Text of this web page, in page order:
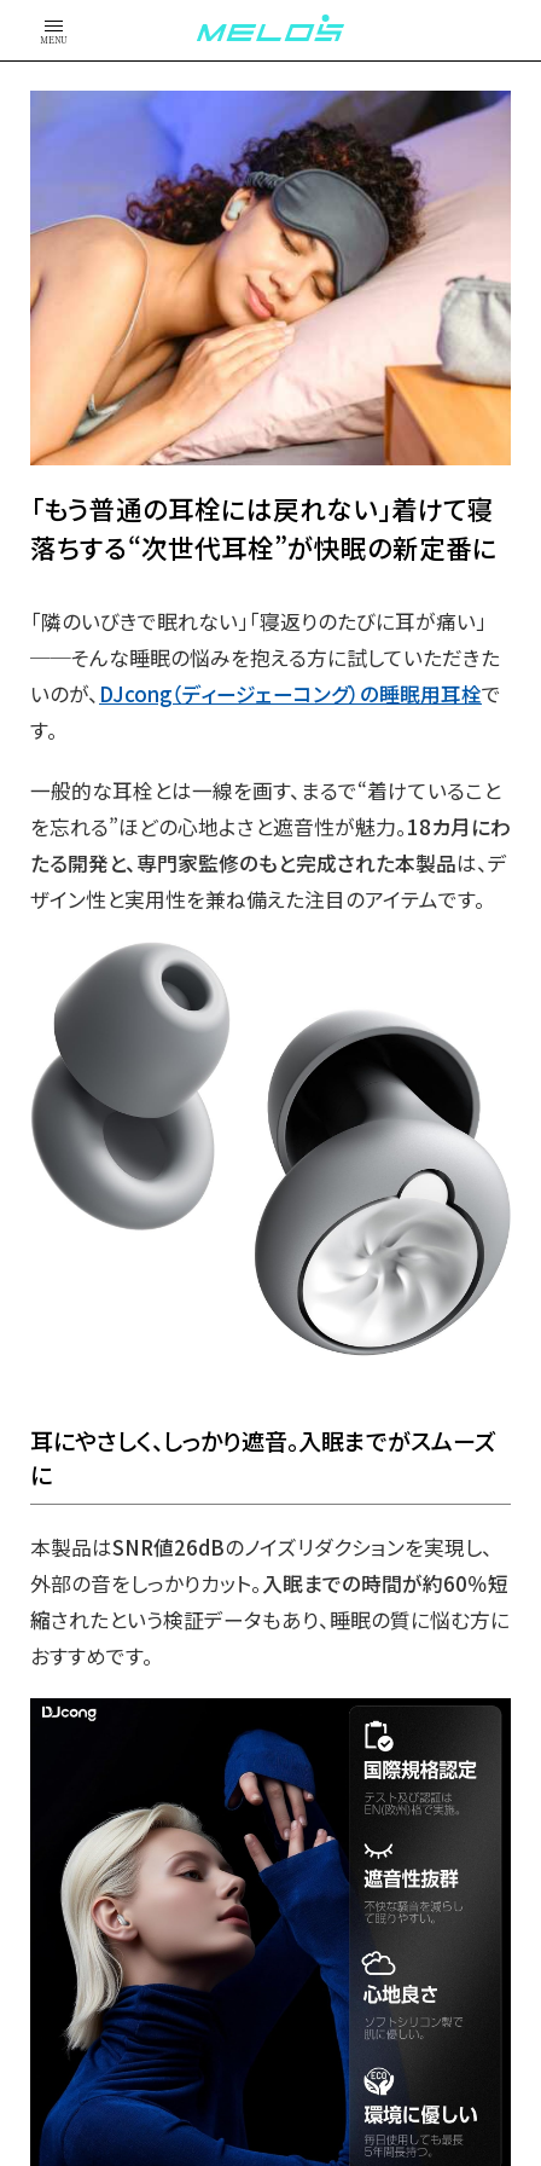
MENU
「もう普通の耳栓には戻れない」着けて寝
落ちする“次世代耳栓”が快眠の新定番に
「隣のいびきで眠れない」「寝返りのたびに耳が痛い」
──そんな睡眠の悩みを抱える方に試していただきた
いのが、 DJcong（ディージェーコング）の睡眠用耳栓で
す。
一般的な耳栓とは一線を画す、まるで“着けていること
を忘れる”ほどの心地よさと遮音性が魅力。18カ月にわ
たる開発と、専門家監修のもと完成された本製品は、デ
ザイン性と実用性を兼ね備えた注目のアイテムです。
耳にやさしく、しっかり遮音。入眠までがスムーズ
に
本製品はSNR値26dBのノイズリダクションを実現し、
外部の音をしっかりカット。入眠までの時間が約60％短
縮されたという検証データもあり、睡眠の質に悩む方に
おすすめです。